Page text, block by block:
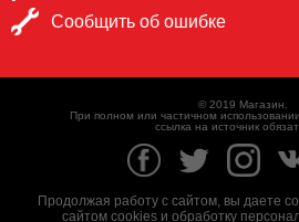
Сообщить об ошибке
© 2019 Магазин.
При полном или частичном
ссылка на источник
Продолжая работу с сайтом, вы даете
сайтом cookies и обработку